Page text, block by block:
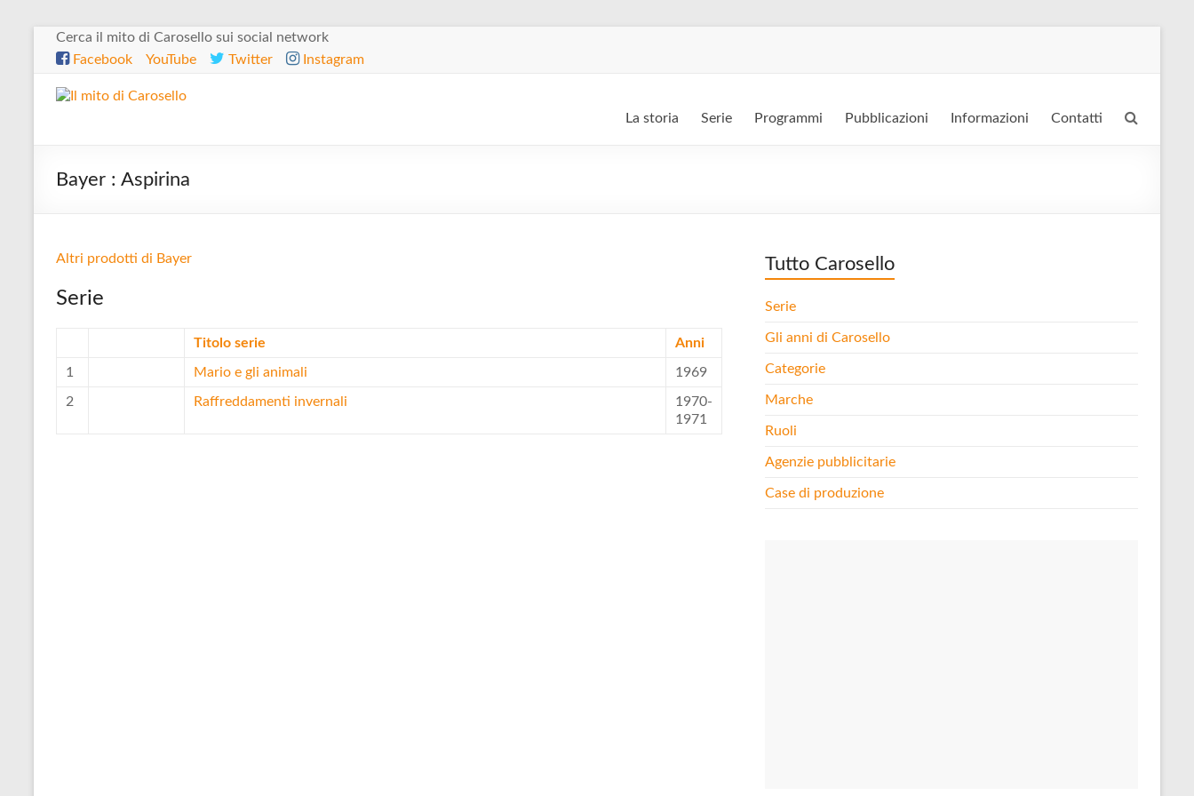
SaltaCerca il mito di Carosello sui social network
Facebook
YouTube Twitter Instagram
Il
di
La storia Serie Programmi Pubblicazioni Informazioni Contatti
Bayer : Aspirina
Altri prodotti di Bayer
Serie
Titolo serie Anni
1 Mario e gli animali 1969
2 Raffreddamenti invernali
1970-
1971
Tutto Carosello
Serie
Gli anni di Carosello
Categorie
Marche
Ruoli
Agenzie pubblicitarie
Case di produzione